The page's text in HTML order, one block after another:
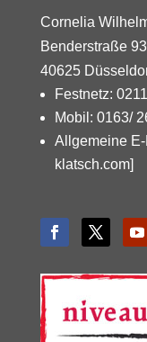
Cornelia
Benderstraße 93
40625
Festnetz:
Mobil: 0163/
Allgemeine E-
klatsch.com]